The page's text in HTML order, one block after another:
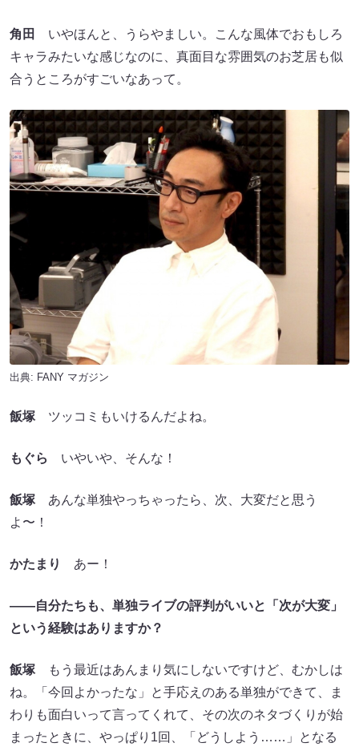
角田
いやほんと、うらやましい。こんな風体でおもしろ
キャラみたいな感じなのに、真面目な雰囲気のお芝居も似
合うところがすごいなあって。
出典: FANY マガジン
飯塚 ツッコミもいけるんだよね。
もぐら いやいや、そんな！
飯塚 あんな単独やっちゃったら、次、大変だと思う
よ〜！
かたまり あー！
——自分たちも、単独ライブの評判がいいと「次が大変」
という経験はありますか？
飯塚 もう最近はあんまり気にしないですけど、むかしは
ね。「今回よかったな」と手応えのある単独ができて、ま
わりも面白いって言ってくれて、その次のネタづくりが始
まったときに、やっぱり1回、「どうしよう……」となる